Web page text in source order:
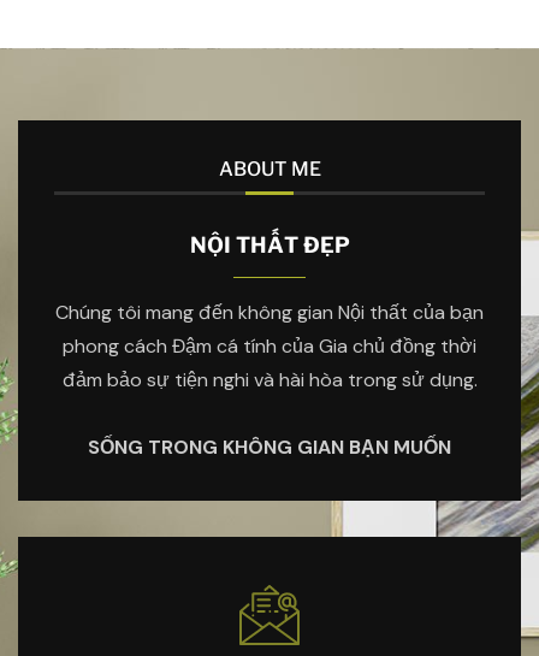
ABOUT ME
NỘI THẤT ĐẸP
Chúng tôi mang đến không gian Nội thất của bạn
phong cách Đậm cá tính của Gia chủ đồng thời
đảm bảo sự tiện nghi và hài hòa trong sử dụng.
SỐNG TRONG KHÔNG GIAN BẠN MUỐN